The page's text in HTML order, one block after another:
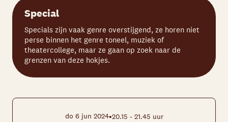
Special
Specials zijn vaak genre overstijgend, ze horen niet
perse binnen het genre toneel, muziek of
theatercollege, maar ze gaan op zoek naar de
grenzen van deze hokjes.
do 6 jun 2024•20.15 - 21.45 uur